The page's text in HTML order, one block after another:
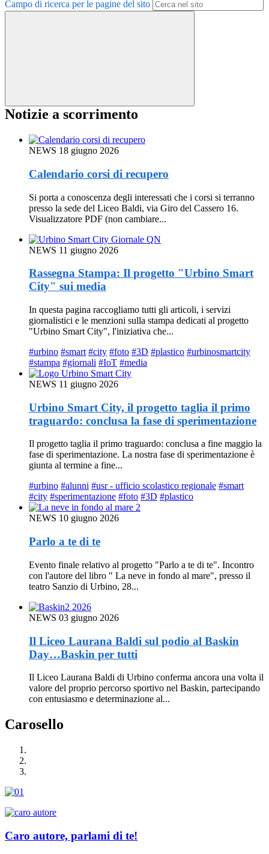
Campo di ricerca per le pagine del sito
Notizie a scorrimento
NEWS 18 giugno 2026
Calendario corsi di recupero
Si porta a conoscenza degli interessati che i corsi si terranno
presso la sede del Liceo Baldi, via Giro del Cassero 16.
Visualizzatore PDF (non cambiare...
NEWS 11 giugno 2026
Rassegna Stampa: Il progetto "Urbino Smart
City" sui media
In questa pagina raccogliamo tutti gli articoli, i servizi
giornalistici e le menzioni sulla stampa dedicati al progetto
"Urbino Smart City", l'iniziativa che...
#urbino #smart #city #foto #3D #plastico #urbinosmartcity
#stampa #giornali #IoT #media
NEWS 11 giugno 2026
Urbino Smart City, il progetto taglia il primo
traguardo: conclusa la fase di sperimentazione
Il progetto taglia il primo traguardo: conclusa a fine maggio la
fase di sperimentazione. La nostra fase di sperimentazione è
giunta al termine a fine...
#urbino #alunni #usr - ufficio scolastico regionale #smart
#city #sperimentazione #foto #3D #plastico
NEWS 10 giugno 2026
Parlo a te di te
Evento finale relativo al progetto "Parlo a te di te". Incontro
con l'autore del libro " La neve in fondo al mare", presso il
teatro Sanzio di Urbino, 28...
NEWS 03 giugno 2026
Il Liceo Laurana Baldi sul podio al Baskin
Day…Baskin per tutti
Il Liceo Laurana Baldi di Urbino conferma ancora una volta il
valore del proprio percorso sportivo nel Baskin, partecipando
con entusiasmo e determinazione al...
Carosello
Caro autore, parlami di te!